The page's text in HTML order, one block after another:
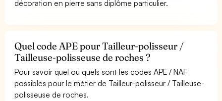
décoration en pierre sans diplôme particulier.
Quel code APE pour Tailleur-polisseur /
Tailleuse-polisseuse de roches ?
Pour savoir quel ou quels sont les codes APE / NAF
possibles pour le métier de Tailleur-polisseur / Tailleuse-
polisseuse de roches.